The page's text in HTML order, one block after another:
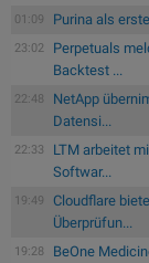
01:09 Purina als
23:02
Perpetuals
Backtest ...
22:48
NetApp
Datensi...
22:33
LTM arbeitet
Softwar...
19:49
Cloudflare
Überprüfun...
19:28
BeOne